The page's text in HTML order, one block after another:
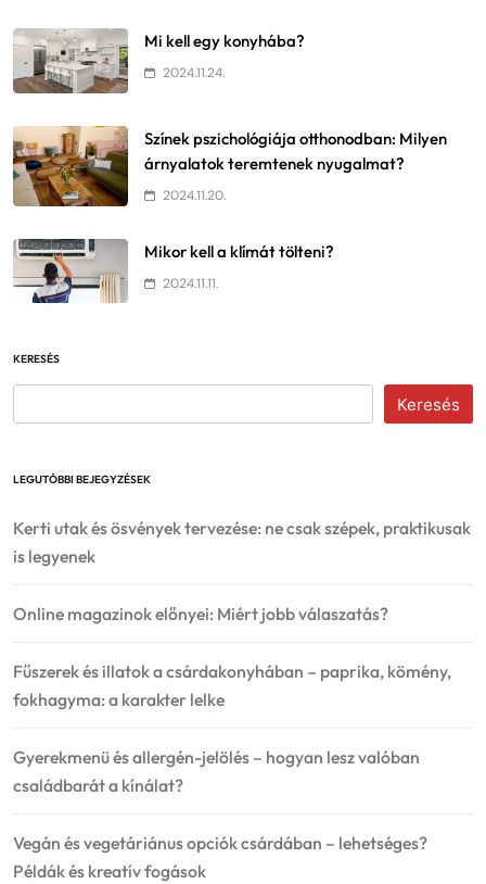
Mi kell egy konyhába?
2024.11.24.
Színek pszichológiája otthonodban: Milyen
árnyalatok teremtenek nyugalmat?
2024.11.20.
Mikor kell a klímát tölteni?
2024.11.11.
KERESÉS
Keresés
LEGUTÓBBI BEJEGYZÉSEK
Kerti utak és ösvények tervezése: ne csak szépek, praktikusak
is legyenek
Online magazinok előnyei: Miért jobb válaszatás?
Fűszerek és illatok a csárdakonyhában – paprika, kömény,
fokhagyma: a karakter lelke
Gyerekmenü és allergén-jelölés – hogyan lesz valóban
családbarát a kínálat?
Vegán és vegetáriánus opciók csárdában – lehetséges?
Példák és kreatív fogások